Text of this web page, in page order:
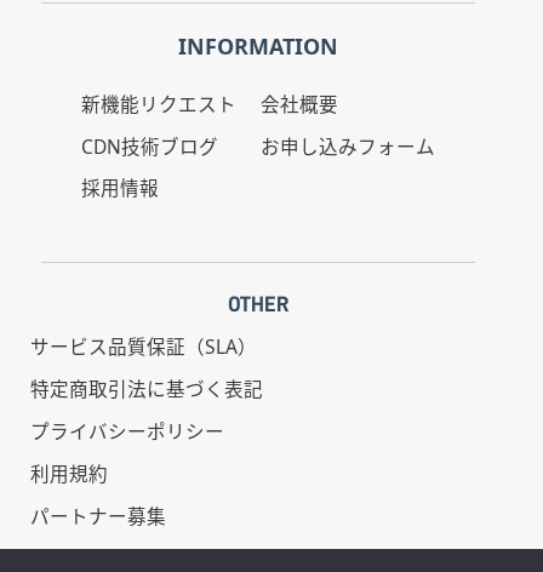
INFORMATION
新機能リクエスト
CDN技術ブログ
採用情報
会社概要
お申し込みフォーム
OTHER
サービス品質保証（SLA）
特定商取引法に基づく表記
プライバシーポリシー
利用規約
パートナー募集